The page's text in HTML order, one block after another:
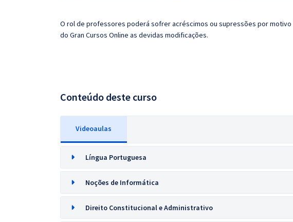
O rol de professores poderá sofrer acréscimos ou supressões por motivo
do Gran Cursos Online as devidas modificações.
Conteúdo deste curso
Videoaulas
Língua Portuguesa
Noções de Informática
Direito Constitucional e Administrativo